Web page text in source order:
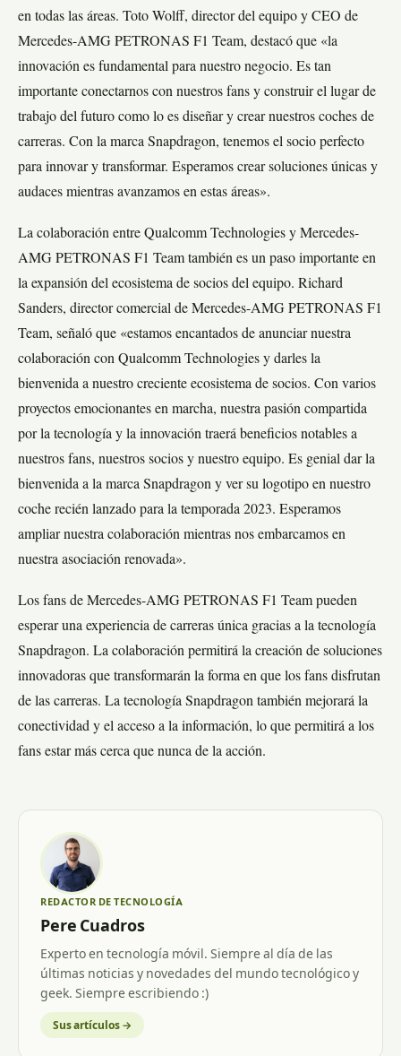
en todas las áreas. Toto Wolff, director del equipo y CEO de
Mercedes-AMG PETRONAS F1 Team, destacó que «la
innovación es fundamental para nuestro negocio. Es tan
importante conectarnos con nuestros fans y construir el lugar de
trabajo del futuro como lo es diseñar y crear nuestros coches de
carreras. Con la marca Snapdragon, tenemos el socio perfecto
para innovar y transformar. Esperamos crear soluciones únicas y
audaces mientras avanzamos en estas áreas».
La colaboración entre Qualcomm Technologies y Mercedes-
AMG PETRONAS F1 Team también es un paso importante en
la expansión del ecosistema de socios del equipo. Richard
Sanders, director comercial de Mercedes-AMG PETRONAS F1
Team, señaló que «estamos encantados de anunciar nuestra
colaboración con Qualcomm Technologies y darles la
bienvenida a nuestro creciente ecosistema de socios. Con varios
proyectos emocionantes en marcha, nuestra pasión compartida
por la tecnología y la innovación traerá beneficios notables a
nuestros fans, nuestros socios y nuestro equipo. Es genial dar la
bienvenida a la marca Snapdragon y ver su logotipo en nuestro
coche recién lanzado para la temporada 2023. Esperamos
ampliar nuestra colaboración mientras nos embarcamos en
nuestra asociación renovada».
Los fans de Mercedes-AMG PETRONAS F1 Team pueden
esperar una experiencia de carreras única gracias a la tecnología
Snapdragon. La colaboración permitirá la creación de soluciones
innovadoras que transformarán la forma en que los fans disfrutan
de las carreras. La tecnología Snapdragon también mejorará la
conectividad y el acceso a la información, lo que permitirá a los
fans estar más cerca que nunca de la acción.
REDACTOR DE TECNOLOGÍA
Pere Cuadros
Experto en tecnología móvil. Siempre al día de las
últimas noticias y novedades del mundo tecnológico y
geek. Siempre escribiendo :)
Sus artículos →